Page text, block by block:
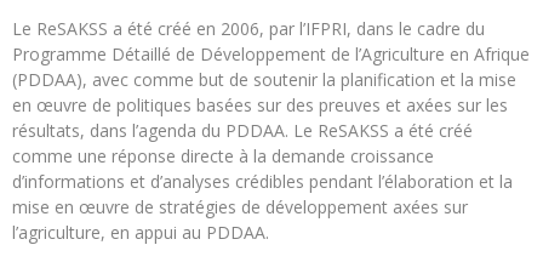
Le ReSAKSS a été créé en 2006, par l’IFPRI, dans le cadre du
Programme Détaillé de Développement de l’Agriculture en Afrique
(PDDAA), avec comme but de soutenir la planification et la mise
en œuvre de politiques basées sur des preuves et axées sur les
résultats, dans l’agenda du PDDAA. Le ReSAKSS a été créé
comme une réponse directe à la demande croissance
d’informations et d’analyses crédibles pendant l’élaboration et la
mise en œuvre de stratégies de développement axées sur
l’agriculture, en appui au PDDAA.